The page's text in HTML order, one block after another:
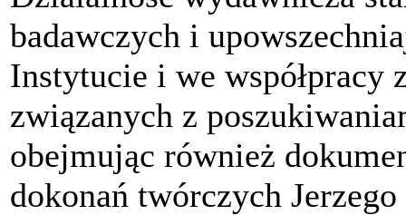
badawczych i
Instytucie i we współpracy
związanych z
obejmując również
dokonań twórczych